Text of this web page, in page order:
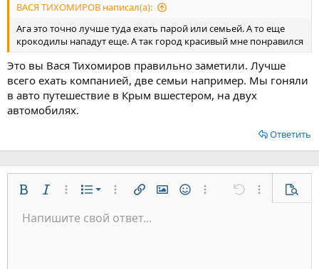
ВАСЯ ТИХОМИРОВ написал(а):
Ага это точно лучше туда ехать парой или семьей. А то еще
крокодилы нападут еще. А так город красивый мне понравился
Это вы Вася Тихомиров правильно заметили. Лучше
всего ехать компанией, две семьи например. Мы гоняли
в авто путешествие в Крым вшестером, на двух
автомобилях.
Ответить
ЖирныйКурсивДополнительно...
СписокНумерованный список
Маркированный список
Дополнительно...
Вставить ссылку
Вставить изображение
СмайлыДополнительно...
Отменить
Размер шрифта
9
Цвет текста
Шрифт Arial
Зачёркнутый
Подчёркнутый
Однострочный код
ВыравниваниеПо левому краю
Формат параграфа
Обычный
ЦитатаМедиаВставить таблицу
Вставить горизонтальную линию
Спойлер
Код
Повторить
Переключить режим работы редактора
Удалить форматирование
ЧерновикиСохранить черновик
Напишите свой ответ...